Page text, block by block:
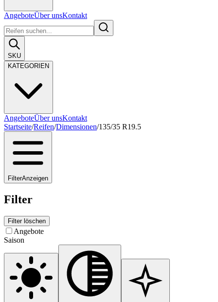
AngeboteÜber unsKontakt
SKU
KATEGORIEN
AngeboteÜber unsKontakt
Startseite/Reifen/Dimensionen/135/35 R19.5
FilterAnzeigen
Filter
Filter löschen
Angebote
Saison